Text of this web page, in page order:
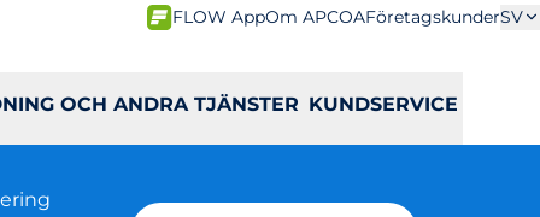
FLOW AppOm APCOAFöretagskunderSV
OCH ANDRA TJÄNSTER KUNDSERVICE